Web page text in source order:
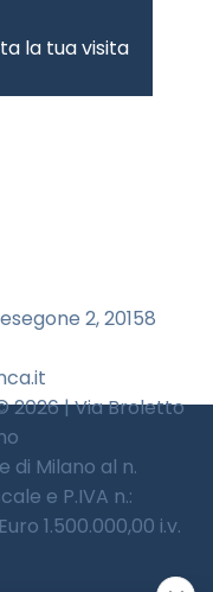
la tua visita
2, 20158
2026 | Via Broletto
di Milano al n.
e P.IVA n.:
1.500.000,00 i.v.